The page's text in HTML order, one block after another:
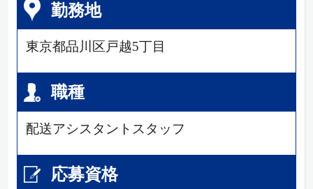
勤務地
東京都品川区戸越5丁目
職種
配送アシスタントスタッフ
応募資格